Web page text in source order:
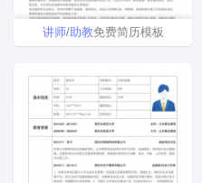
讲师/助教免费简历模板